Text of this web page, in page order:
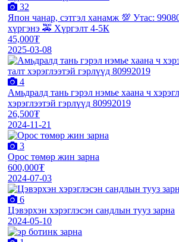
32
Япон чанар, сэтгэл ханамж 💯 Утас:
хүргэнэ 🚕 Хүргэлт 4-5К
45,000₮
2025-03-08
4
Амьдралд тань гэрэл нэмье хаана ч
хэрэглээтэй гэрлүүд 80992019
26,500₮
2024-11-21
3
Орос төмөр жин зарна
600,000₮
2024-07-03
6
Цэвэрхэн хэрэглэсэн сандлын тууз зарна
2024-05-10